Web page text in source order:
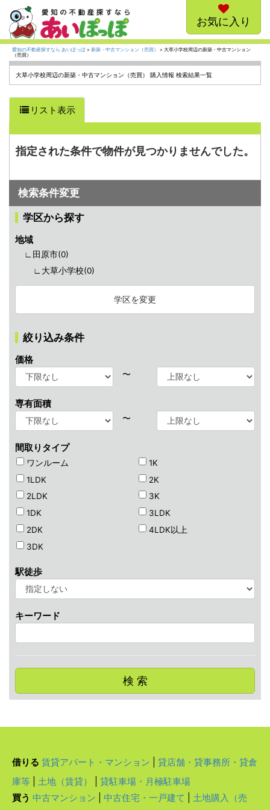
お気に入り
愛知の不動産探すなら あいぽっぽ> 新築・中古マンション（売買）
> 大草小学校周辺の新築・中古マンション
（売買）
大草小学校周辺の新築・中古マンション（売買） 購入情報 検索結果一覧
リスト表示
指定された条件で物件が見つかりませんでした。
検索条件変更
学区から探す
地域
∟田原市(0)
∟大草小学校(0)
学区を変更
絞り込み条件
価格
〜
専有面積
〜
間取りタイプ
ワンルーム
1LDK
2LDK
1K
2K
3K
1DK
2DK
3DK
3LDK
4LDK以上
駅徒歩
キーワード
検 索
借りる 賃貸アパート・マンション
貸店舗・貸事務所・貸倉
庫等
土地（賃貸）
貸駐車場・月極駐車場
買う 中古マンション 中古住宅・一戸建て 土地購入（売